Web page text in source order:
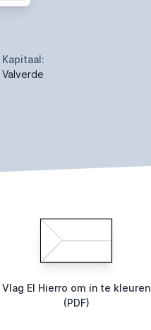
Kapitaal:
Valverde
Vlag El Hierro om in te kleuren
(PDF)